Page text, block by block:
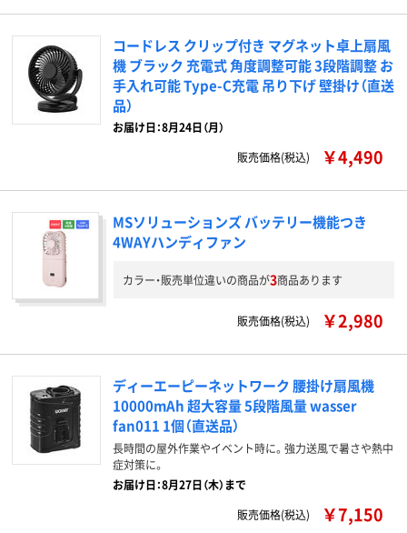
コードレス クリップ付き マグネット卓上扇風
機 ブラック 充電式 角度調整可能 3段階調整 お
手入れ可能 Type-C充電 吊り下げ 壁掛け（直送
品）
お届け日：8月24日（月）
販売価格(税込)
￥4,490
MSソリューションズ バッテリー機能つき
4WAYハンディファン
カラー・販売単位違いの商品が3商品あります
販売価格(税込) ￥2,980
ディーエーピーネットワーク 腰掛け扇風機
10000mAh 超大容量 5段階風量 wasser
fan011 1個（直送品）
長時間の屋外作業やイベント時に。強力送風で暑さや熱中
症対策に。
お届け日：8月27日（木）まで
販売価格(税込)
￥7,150